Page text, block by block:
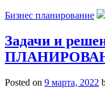
Бизнес планирование
Задачи и
Posted on 9 марта, 2022